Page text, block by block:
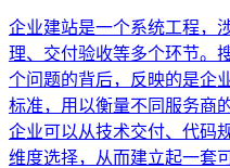
企业建站是一个系统工程，
理、交付验收等多个环节。
个问题的背后，反映的是企
标准，用以衡量不同服务商
企业可以从技术交付、代码
维度选择，从而建立起一套